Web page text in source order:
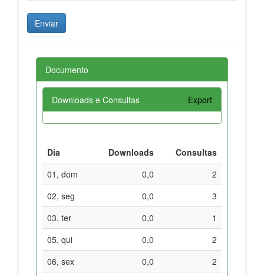
Documento
Downloads e Consultas Export
Dia Downloads
Consultas
01, dom
0,0
2
02, seg
0,0
3
03, ter
0,0
1
05, qui
0,0
2
06, sex
0,0
2